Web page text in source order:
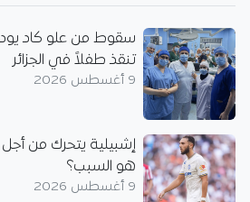
سقوط من علو كاد يودي
تنقذ طفلاً في الجزائر
9 أغسطس 2026
إشبيلية يتحرك من أجل
هو السبب؟
9 أغسطس 2026